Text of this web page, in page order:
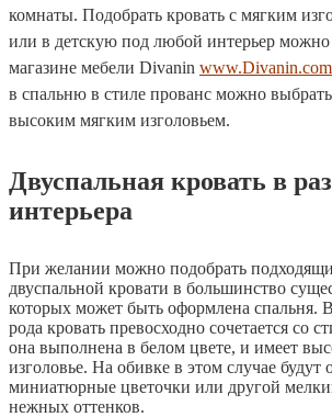
комнаты. Подобрать кровать с мягким
или в детскую под любой интерьер можно
магазине мебели Divanin
в спальню в стиле прованс можно
высоким мягким изголовьем.
Двуспальная кровать в
интерьера
При желании можно подобрать
двуспальной кровати в большинство
которых может быть оформлена спальня.
рода кровать превосходно сочетается со
она выполнена в белом цвете, и имеет
изголовье. На обивке в этом случае будут
миниатюрные цветочки или другой
нежных оттенков.